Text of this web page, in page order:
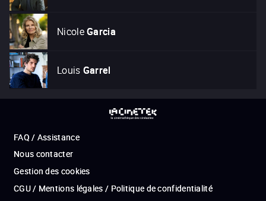
NicoleGarcia
Louis Garrel
FAQ / Assistance
Nous contacter
Gestion des cookies
CGU / Mentions légales / Politique de confidentialité